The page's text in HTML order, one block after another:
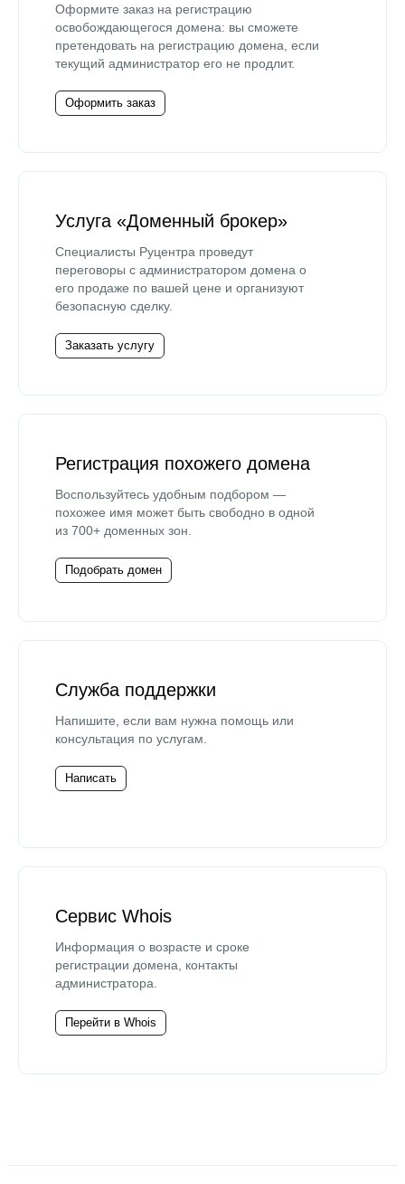
Оформите заказ на регистрацию
освобождающегося домена: вы сможете
претендовать на регистрацию домена, если
текущий администратор его не продлит.
Оформить заказ
Услуга «Доменный брокер»
Специалисты Руцентра проведут
переговоры с администратором домена о
его продаже по вашей цене и организуют
безопасную сделку.
Заказать услугу
Регистрация похожего домена
Воспользуйтесь удобным подбором —
похожее имя может быть свободно в одной
из 700+ доменных зон.
Подобрать домен
Служба поддержки
Напишите, если вам нужна помощь или
консультация по услугам.
Написать
Сервис Whois
Информация о возрасте и сроке
регистрации домена, контакты
администратора.
Перейти в Whois